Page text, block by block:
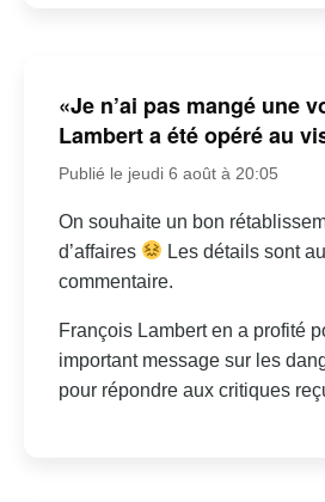
«Je n’ai pas mangé une
Lambert a été opéré au
Publié le jeudi 6 août à 20:05
On souhaite un bon
d’affaires
Les détails sont
commentaire.
François Lambert en a profité
important message sur les
pour répondre aux critiques